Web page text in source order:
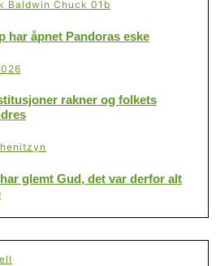
har åpnet Pandoras eske
rakner og folkets
glemt Gud, det var derfor alt